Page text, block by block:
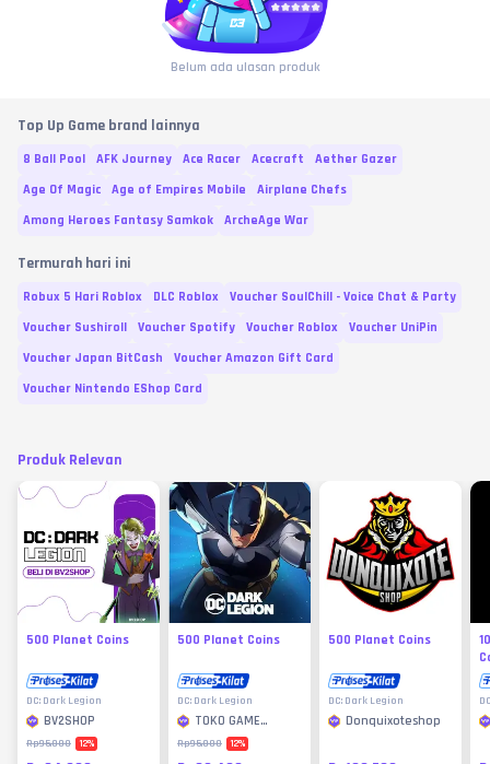
Belum ada ulasan produk
Top Up Game brand lainnya
8 Ball Pool AFK Journey Ace Racer Acecraft
Aether Gazer
Age Of Magic
Age of Empires Mobile
Airplane Chefs
Among Heroes Fantasy Samkok
ArcheAge War
Termurah hari ini
Robux 5 Hari Roblox DLC Roblox
Voucher SoulChill - Voice Chat & Party
Voucher Sushiroll
Voucher Spotify Voucher Roblox
Voucher UniPin
Voucher Japan BitCash
Voucher Amazon Gift Card
Voucher Nintendo EShop Card
Produk Relevan
500 Planet Coins
DC: Dark Legion
BV2SHOP
Rp95.000 12%
500 Planet Coins
DC: Dark Legion
TOKO GAME
MURAH
Rp95.000 12%
500 Planet Coins
DC: Dark Legion
Donquixoteshop